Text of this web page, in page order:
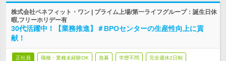
株式会社ベネフィット・ワン | プライム上場/第一ライフグループ：誕生日休
暇,フリーホリデー有
30代活躍中！【業務推進】＃BPOセンターの生産性向上に貢
献！
正社員 職種・業種未経験OK 急募 学歴不問 完全週休2日制